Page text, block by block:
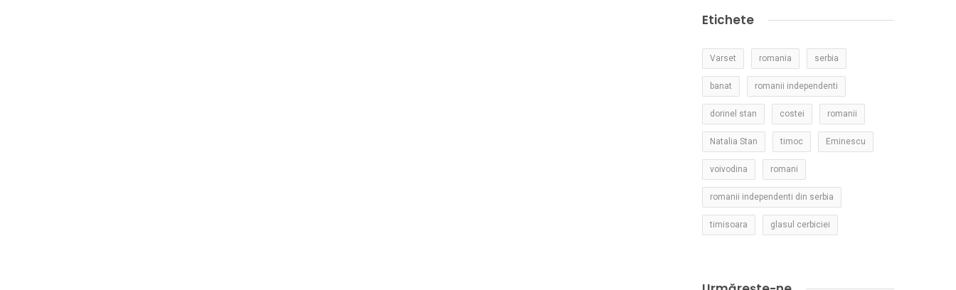
Etichete
Varset romania serbia
banat romanii independenti
dorinel stan costei romanii
Natalia Stan timoc Eminescu
voivodina romani
romanii independenti din serbia
timisoara glasul cerbiciei